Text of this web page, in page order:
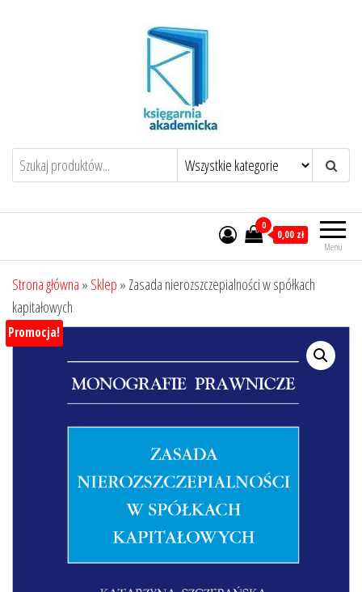
Menu
0
0,00 zł
Strona główna » Sklep » Zasada nierozszczepialności w spółkach
kapitałowych
Promocja!